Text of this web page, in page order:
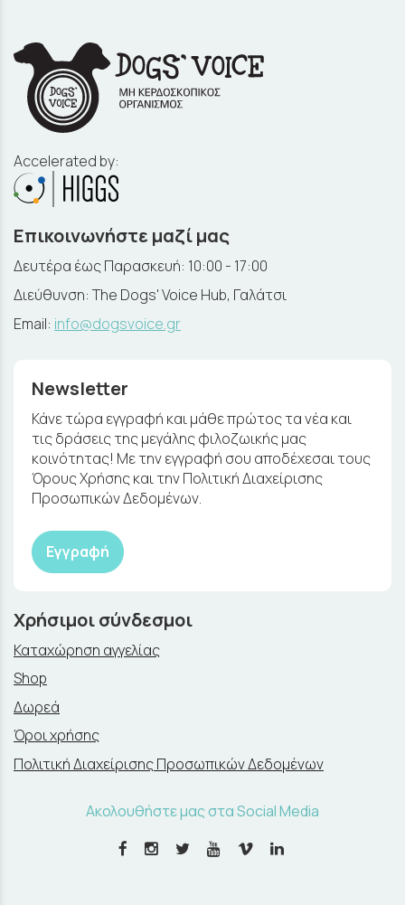
Accelerated by:
Επικοινωνήστε μαζί μας
Δευτέρα έως Παρασκευή: 10:00 - 17:00
Διεύθυνση: The Dogs' Voice Hub, Γαλάτσι
Email: info@dogsvoice.gr
Newsletter
Κάνε τώρα εγγραφή και μάθε πρώτος τα νέα και
τις δράσεις της μεγάλης φιλοζωικής μας
κοινότητας! Με την εγγραφή σου αποδέχεσαι τους
Όρους Χρήσης και την Πολιτική Διαχείρισης
Προσωπικών Δεδομένων.
Εγγραφή
Χρήσιμοι σύνδεσμοι
Καταχώρηση αγγελίας
Shop
Δωρεά
Όροι χρήσης
Πολιτική Διαχείρισης Προσωπικών Δεδομένων
Ακολουθήστε μας στα Social Media